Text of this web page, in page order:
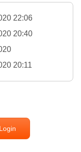
22:06
20:40
20:11
Login